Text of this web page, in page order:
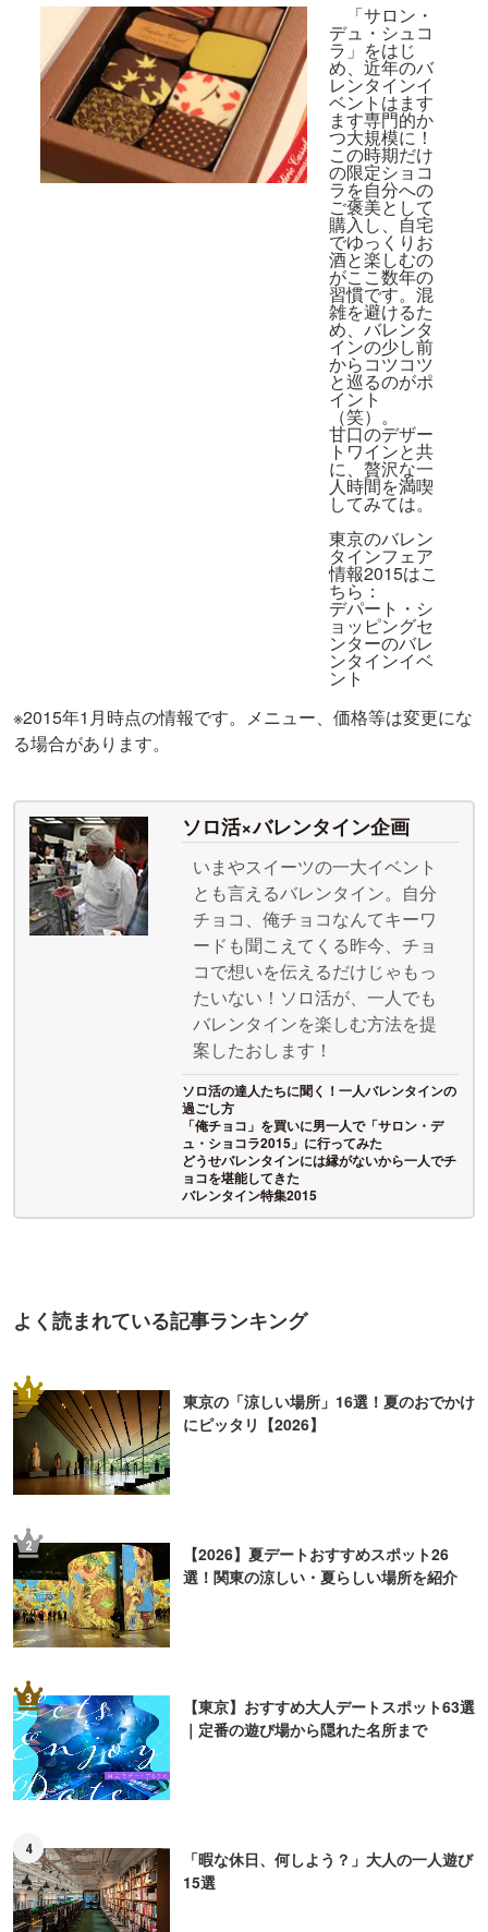
「サロン・
デュ・シュコ
ラ」をはじ
め、近年のバ
レンタインイ
ベントはます
ます専門的か
つ大規模に！
この時期だけ
の限定ショコ
ラを自分への
ご褒美として
購入し、自宅
でゆっくりお
酒と楽しむの
がここ数年の
習慣です。混
雑を避けるた
め、バレンタ
インの少し前
からコツコツ
と巡るのがポ
イント
（笑）。
甘口のデザー
トワインと共
に、贅沢な一
人時間を満喫
してみては。
東京のバレン
タインフェア
情報2015はこ
ちら：
デパート・シ
ョッピングセ
ンターのバレ
ンタインイベ
ント
※2015年1月時点の情報です。メニュー、価格等は変更にな
る場合があります。
ソロ活×バレンタイン企画
いまやスイーツの一大イベント
とも言えるバレンタイン。自分
チョコ、俺チョコなんてキーワ
ードも聞こえてくる昨今、チョ
コで想いを伝えるだけじゃもっ
たいない！ソロ活が、一人でも
バレンタインを楽しむ方法を提
案したおします！
ソロ活の達人たちに聞く！一人バレンタインの
過ごし方
「俺チョコ」を買いに男一人で「サロン・デ
ュ・ショコラ2015」に行ってみた
どうせバレンタインには縁がないから一人でチ
ョコを堪能してきた
バレンタイン特集2015
よく読まれている記事ランキング
1
東京の「涼しい場所」16選！夏のおでかけ
にピッタリ【2026】
2
【2026】夏デートおすすめスポット26
選！関東の涼しい・夏らしい場所を紹介
3
【東京】おすすめ大人デートスポット63選
｜定番の遊び場から隠れた名所まで
4
「暇な休日、何しよう？」大人の一人遊び
15選